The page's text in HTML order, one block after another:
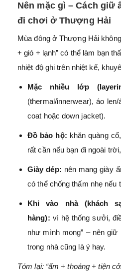
Nên mặc gì – Cách giữ
đi chơi ở Thượng Hải
Mùa đông ở Thượng Hải
+ gió + lạnh” có thể làm bạn
nhiệt độ ghi trên nhiệt kế,
Mặc nhiều lớp
(thermal/innerwear), áo
coat hoặc down jacket).
Đồ bảo hộ: khăn quàng
rất cần nếu bạn đi ngoài
Giày dép: nên mang giày
có thể chống thấm nhẹ
Khi vào nhà (khách
hàng): vì hệ thống sưởi,
như mình mong” – nên
trong nhà cũng là ý hay.
Tóm lại: “ấm + thoáng + tiện